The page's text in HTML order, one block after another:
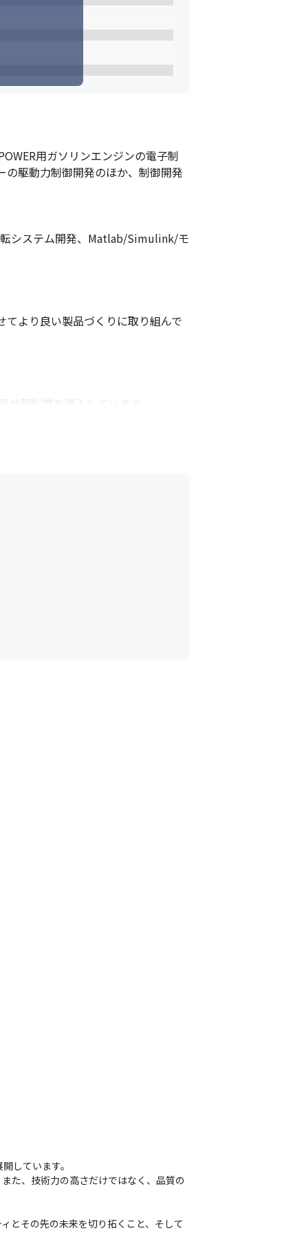
用ガソリンエンジンの電子制
の駆動力制御開発のほか、制御開発
転システム開発、Matlab/Simulink/モ
より良い製品づくりに取り組んで
休職制度を導入しています
しています。
た、技術力の高さだけではなく、品質の
とその先の未来を切り拓くこと、そして